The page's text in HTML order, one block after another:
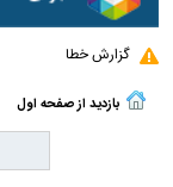
گزارش خطا
بازدید از صفحه اول